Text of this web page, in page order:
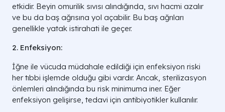
etkidir. Beyin omurilik sıvısı alındığında, sıvı hacmi azalır
ve bu da baş ağrısına yol açabilir. Bu baş ağrıları
genellikle yatak istirahati ile geçer.
2. Enfeksiyon:
İğne ile vücuda müdahale edildiği için enfeksiyon riski
her tıbbi işlemde olduğu gibi vardır. Ancak, sterilizasyon
önlemleri alındığında bu risk minimuma iner. Eğer
enfeksiyon gelişirse, tedavi için antibiyotikler kullanılır.